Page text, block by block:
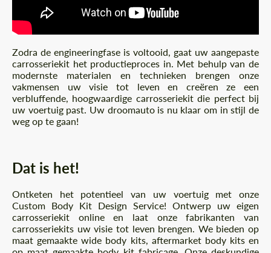
Zodra de engineeringfase is voltooid, gaat uw aangepaste
carrosseriekit het productieproces in. Met behulp van de
modernste materialen en technieken brengen onze
vakmensen uw visie tot leven en creëren ze een
verbluffende, hoogwaardige carrosseriekit die perfect bij
uw voertuig past. Uw droomauto is nu klaar om in stijl de
weg op te gaan!
Dat is het!
Ontketen het potentieel van uw voertuig met onze
Custom Body Kit Design Service! Ontwerp uw eigen
carrosseriekit online en laat onze fabrikanten van
carrosseriekits uw visie tot leven brengen. We bieden op
maat gemaakte wide body kits, aftermarket body kits en
Akkoord gaan met de verwerking van
CONTACTEER MIJ
Wij spreken uw taal
Akkoord gaan met de verwerking van
persoonsgegevens
CONTACTEER MIJ
Wij spreken uw taal